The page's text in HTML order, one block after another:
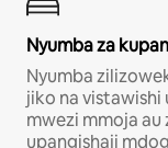
Nyumba za
Nyumba
jiko na vistawishi
mwezi mmoja au
upangishaji